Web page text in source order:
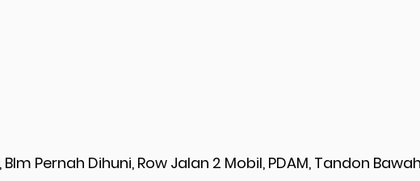
Pernah Dihuni, Row Jalan 2 Mobil, PDAM, Tandon Bawah